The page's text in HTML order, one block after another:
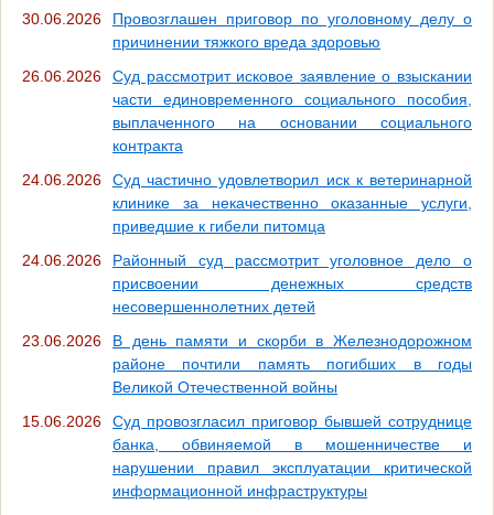
30.06.2026
Провозглашен приговор по уголовному делу о
причинении тяжкого вреда здоровью
26.06.2026
Суд рассмотрит исковое заявление о взыскании
части единовременного социального пособия,
выплаченного на основании социального
контракта
24.06.2026
Суд частично удовлетворил иск к ветеринарной
клинике за некачественно оказанные услуги,
приведшие к гибели питомца
24.06.2026
Районный суд рассмотрит уголовное дело о
присвоении денежных средств
несовершеннолетних детей
23.06.2026
В день памяти и скорби в Железнодорожном
районе почтили память погибших в годы
Великой Отечественной войны
15.06.2026
Суд провозгласил приговор бывшей сотруднице
банка, обвиняемой в мошенничестве и
нарушении правил эксплуатации критической
информационной инфраструктуры